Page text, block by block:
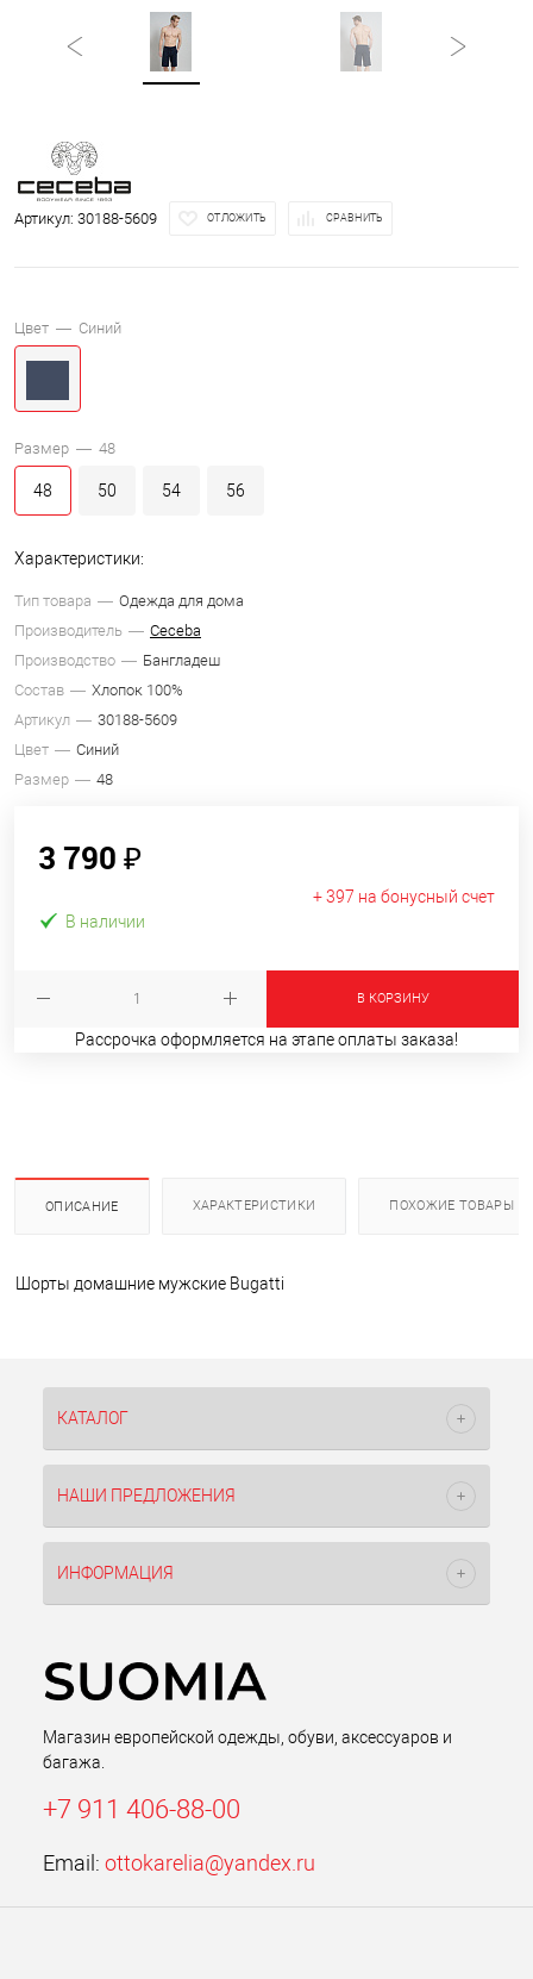
Артикул: 30188-5609 ОТЛОЖИТЬ СРАВНИТЬ
Цвет — Синий
Размер — 48
48 50 54 56
Характеристики:
Тип товара
Одежда для дома
Производитель
Ceceba
Производство
Бангладеш
Состав
Хлопок 100%
Артикул
30188-5609
Цвет
Синий
Размер
48
3 790 ₽
+ 397 на бонусный счет
В наличии
В КОРЗИНУ
Рассрочка оформляется на этапе оплаты заказа!
ОПИСАНИЕ ХАРАКТЕРИСТИКИ ПОХОЖИЕ ТОВАРЫ
Шорты домашние мужские Bugatti
КАТАЛОГ
НАШИ ПРЕДЛОЖЕНИЯ
ИНФОРМАЦИЯ
Магазин европейской одежды, обуви, аксессуаров и
багажа.
+7 911 406-88-00
Email: ottokarelia@yandex.ru